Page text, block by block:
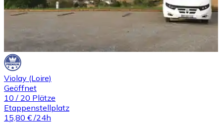
Violay (Loire)
Geöffnet
10 / 20 Plätze
Etappenstellplatz
15,80 € /24h